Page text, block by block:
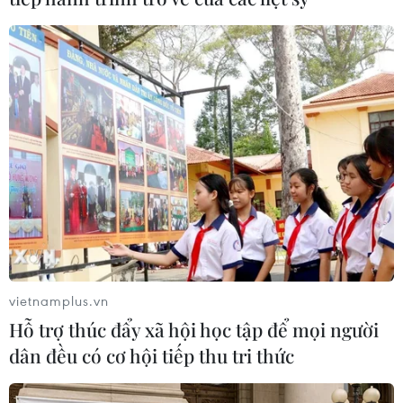
vietnamplus.vn
Hỗ trợ thúc đẩy xã hội học tập để mọi người
dân đều có cơ hội tiếp thu tri thức